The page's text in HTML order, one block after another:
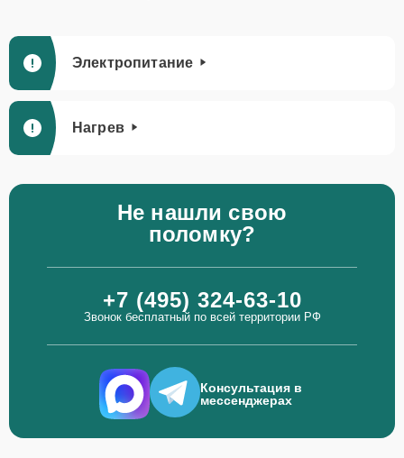
Электропитание
Нагрев
Не нашли свою
поломку?
+7 (495) 324-63-10
Звонок бесплатный по всей территории РФ
Консультация в
мессенджерах